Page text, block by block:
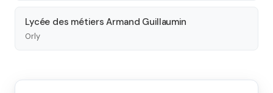
Lycée des métiers Armand Guillaumin
Orly